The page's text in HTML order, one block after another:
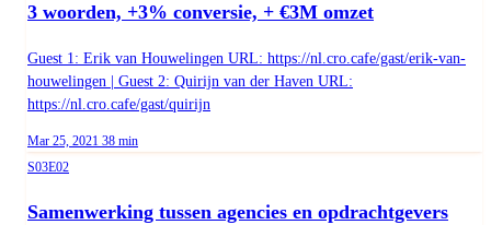
3 woorden, +3% conversie, + €3M omzet
Guest 1: Erik van Houwelingen URL: https://nl.cro.cafe/gast/erik-van-
houwelingen | Guest 2: Quirijn van der Haven URL:
https://nl.cro.cafe/gast/quirijn
Published on
Mar 25, 2021 Duration:
38 min
Season 3, Episode 2
S03E02
Samenwerking tussen agencies en opdrachtgevers